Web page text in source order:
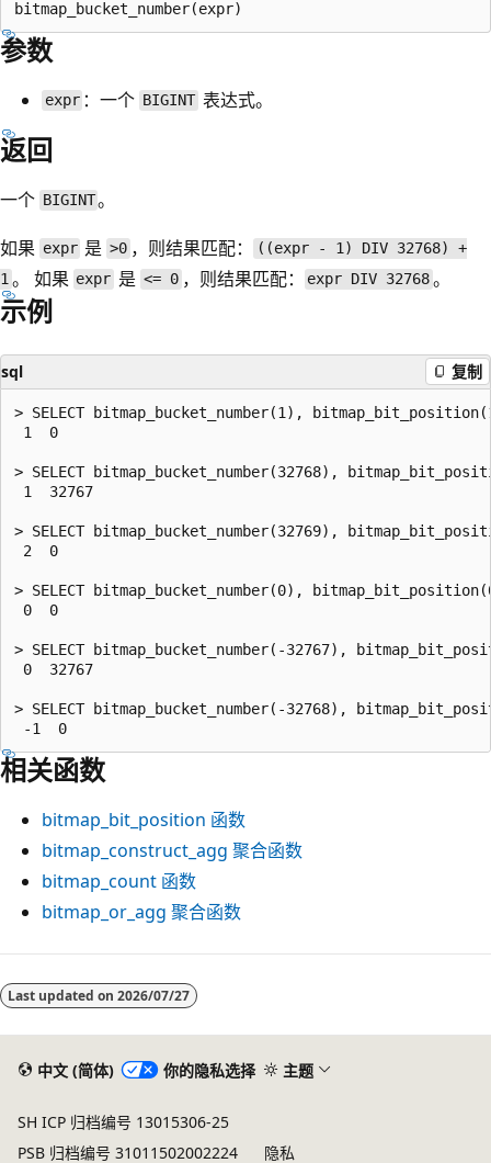
参数
expr ：一个 BIGINT 表达式。
返回
一个 BIGINT。
如果 expr 是>0，则结果匹配：
((expr - 1) DIV 32768) +
1。 如果 expr 是<= 0，则结果匹配： expr DIV 32768。
示例
sql 复制
> SELECT bitmap_bucket_number(1),
1  0
> SELECT bitmap_bucket_number(32768),
1  32767
> SELECT bitmap_bucket_number(32769),
2  0
> SELECT bitmap_bucket_number(0),
0  0
> SELECT bitmap_bucket_number(-32767),
0  32767
> SELECT bitmap_bucket_number(-32768),
相关函数
bitmap_bit_position 函数
bitmap_construct_agg 聚合函数
bitmap_count 函数
bitmap_or_agg 聚合函数
阅
读Last updated on 2026/07/27
中文 (简体) 你的隐私选择 主题
SH ICP 归档编号 13015306-25
PSB 归档编号 31011502002224
隐私